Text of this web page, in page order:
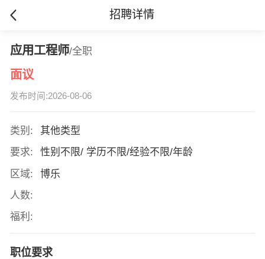
招聘详情
应用工程师/全职
面议
发布时间:2026-08-06
类别:
其他类型
要求:
性别不限/ 学历不限/经验不限/年龄
区域:
博乐
人数:
福利:
职位要求